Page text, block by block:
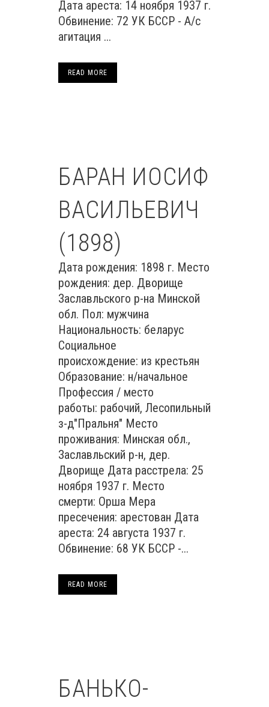
Дата ареста: 14 ноября 1937 г.
Обвинение: 72 УК БССР - А/с
агитация ...
READ MORE
БАРАН ИОСИФ
ВАСИЛЬЕВИЧ
(1898)
Дата рождения: 1898 г. Место
рождения: дер. Дворище
Заславльского р-на Минской
обл. Пол: мужчина
Национальность: беларус
Социальное
происхождение: из крестьян
Образование: н/начальное
Профессия / место
работы: рабочий, Лесопильный
з-д"Пральня" Место
проживания: Минская обл.,
Заславльский р-н, дер.
Дворище Дата расстрела: 25
ноября 1937 г. Место
смерти: Орша Мера
пресечения: арестован Дата
ареста: 24 августа 1937 г.
Обвинение: 68 УК БССР -...
READ MORE
БАНЬКО-